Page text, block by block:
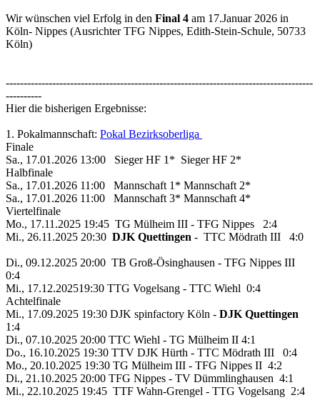
Wir wünschen viel Erfolg in den Final 4 am 17.Januar 2026 in
Köln- Nippes (Ausrichter TFG Nippes, Edith-Stein-Schule, 50733
Köln)
--------------------------------------------------------------------------------------
----------
Hier die bisherigen Ergebnisse:
1. Pokalmannschaft: Pokal Bezirksoberliga
Finale
Sa., 17.01.2026 13:00 Sieger HF 1* Sieger HF 2*
Halbfinale
Sa., 17.01.2026 11:00 Mannschaft 1* Mannschaft 2*
Sa., 17.01.2026 11:00 Mannschaft 3* Mannschaft 4*
Viertelfinale
Mo., 17.11.2025 19:45 TG Mülheim III - TFG Nippes 2:4
Mi., 26.11.2025 20:30 DJK Quettingen - TTC Mödrath III 4:0
Di., 09.12.2025 20:00 TB Groß-Ösinghausen - TFG Nippes III
0:4
Mi., 17.12.202519:30 TTG Vogelsang - TTC Wiehl 0:4
Achtelfinale
Mi., 17.09.2025 19:30 DJK spinfactory Köln - DJK Quettingen
1:4
Di., 07.10.2025 20:00 TTC Wiehl - TG Mülheim II 4:1
Do., 16.10.2025 19:30 TTV DJK Hürth - TTC Mödrath III 0:4
Mo., 20.10.2025 19:30 TG Mülheim III - TFG Nippes II 4:2
Di., 21.10.2025 20:00 TFG Nippes - TV Dümmlinghausen 4:1
Mi., 22.10.2025 19:45 TTF Wahn-Grengel - TTG Vogelsang 2:4